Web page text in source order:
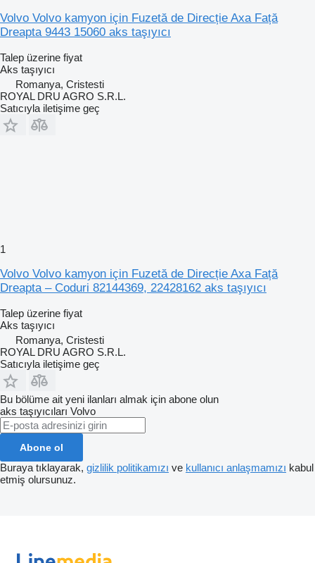
Volvo Volvo kamyon için Fuzetă de Direcție Axa Față
Dreapta 9443 15060 aks taşıyıcı
Talep üzerine fiyat
Aks taşıyıcı
Romanya, Cristesti
ROYAL DRU AGRO S.R.L.
Satıcıyla iletişime geç
1
Volvo Volvo kamyon için Fuzetă de Direcție Axa Față
Dreapta – Coduri 82144369, 22428162 aks taşıyıcı
Talep üzerine fiyat
Aks taşıyıcı
Romanya, Cristesti
ROYAL DRU AGRO S.R.L.
Satıcıyla iletişime geç
Bu bölüme ait yeni ilanları almak için abone olun
aks taşıyıcıları Volvo
Abone ol
Buraya tıklayarak, gizlilik politikamızı ve kullanıcı anlaşmamızı kabul
etmiş olursunuz.